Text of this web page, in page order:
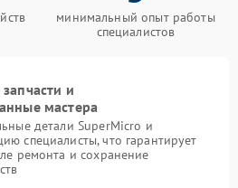
минимальный опыт работы
специалистов
и
мастера
детали SuperMicro и
специалисты, что гарантирует
ремонта и сохранение